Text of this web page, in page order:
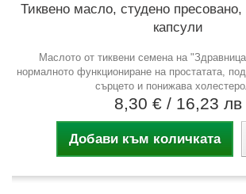
Тиквено масло, студено
капсули
Маслото от тиквени семена на
нормалното функциониране на простатата,
сърцето и понижава
8,30 € / 16,23 лв
Добави към количката